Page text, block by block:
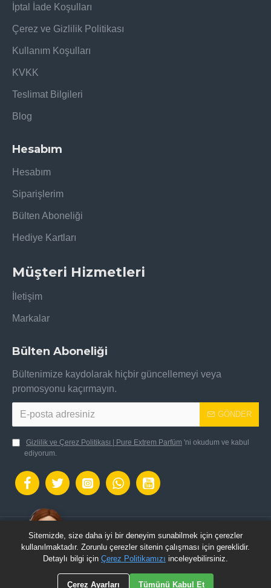
İptal İade Koşulları
Çerez ve Gizlilik Politikası
Kullanım Koşulları
KVKK
Teslimat Bilgileri
Blog
Hesabım
Hesabım
Siparişlerim
Bülten Aboneliği
Hediye Kartları
Müşteri Hizmetleri
İletişim
Markalar
Bülten Aboneliği
Bültenimize kaydolarak hiçbir güncellemeyi veya
promosyonu kaçırmayın.
GÖNDER
Gizlilik ve Çerez Politikası | Pure Extrem Parfüm 'ni okudum ve kabul
ediyorum.
OpenCart Altyapısı ile hazılanmıştır.: Pure Extrem
Parfüm © 2024 - Tüm Hakları Saklıdır.
Sitemizde, size daha iyi bir deneyim sunabilmek için çerezler
kullanılmaktadır. Zorunlu çerezler sitenin çalışması için gereklidir.
Detaylı bilgi için Çerez Politikamızı inceleyebilirsiniz.
Çerez Ayarları Tümünü Kabul Et